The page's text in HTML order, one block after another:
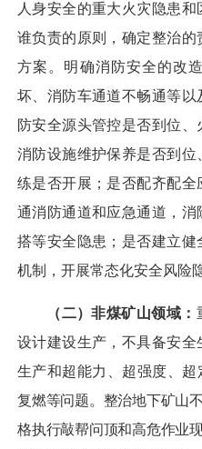
人身安全的重大火灾隐患
谁负责的原则，确定整治
方案。明确消防安全的改
坏、消防车通道不畅通等
防安全源头管控是否到位、
消防设施维护保养是否到
练是否开展；是否配齐配
通消防通道和应急通道，
搭等安全隐患；是否建立
机制，开展常态化安全风险
（二）非煤矿山领域：
设计建设生产，不具备安
生产和超能力、超强度、超
复燃等问题。整治地下矿山
格执行敲帮问顶和高危作业